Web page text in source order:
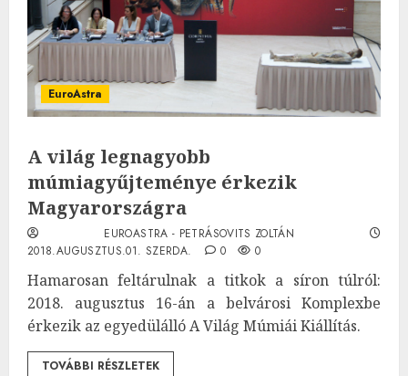
EuroAstra
A világ legnagyobb
múmiagyűjteménye érkezik
Magyarországra
EUROASTRA - PETRÁSOVITS ZOLTÁN
2018.AUGUSZTUS.01. SZERDA.
0 0
Hamarosan feltárulnak a titkok a síron túlról:
2018. augusztus 16-án a belvárosi Komplexbe
érkezik az egyedülálló A Világ Múmiái Kiállítás.
TOVÁBBI RÉSZLETEK